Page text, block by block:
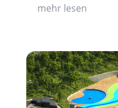
mehr lesen